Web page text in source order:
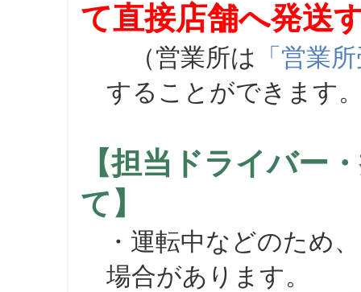
て直接店舗へ発送
（営業所は 「営業
することができます
【担当ドライバー
て】
・運転中などのため
場合があります。